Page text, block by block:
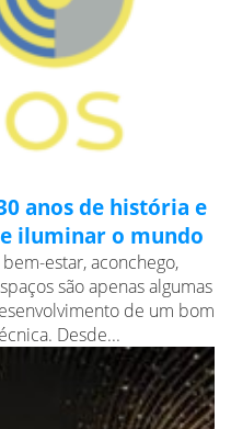
anos de história e
iluminar o mundo
estar, aconchego,
são apenas algumas
de um bom
Desde...